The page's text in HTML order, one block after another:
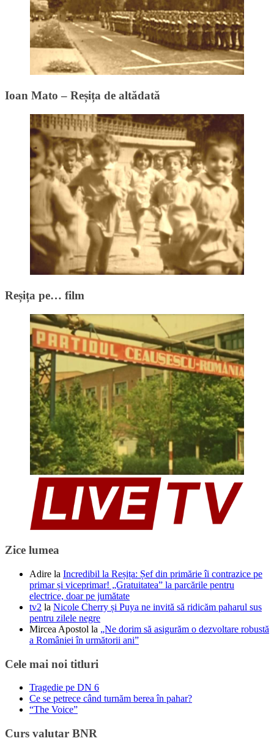
Ioan Mato – Reșița de altădată
Reșița pe… film
Zice lumea
Adire la Incredibil la Reșița: Șef din primărie îi contrazice pe
primar și viceprimar! „Gratuitatea” la parcările pentru
electrice, doar pe jumătate
tv2 la Nicole Cherry și Puya ne invită să ridicăm paharul sus
pentru zilele negre
Mircea Apostol la „Ne dorim să asigurăm o dezvoltare robustă
a României în următorii ani”
Cele mai noi titluri
Tragedie pe DN 6
Ce se petrece când turnăm berea în pahar?
“The Voice”
Curs valutar BNR